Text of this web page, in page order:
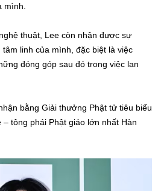
mình.
thuật, Lee còn nhận được sự
linh của mình, đặc biệt là việc
đóng góp sau đó trong việc lan
bằng Giải thưởng Phật tử tiêu biểu
tông phái Phật giáo lớn nhất Hàn